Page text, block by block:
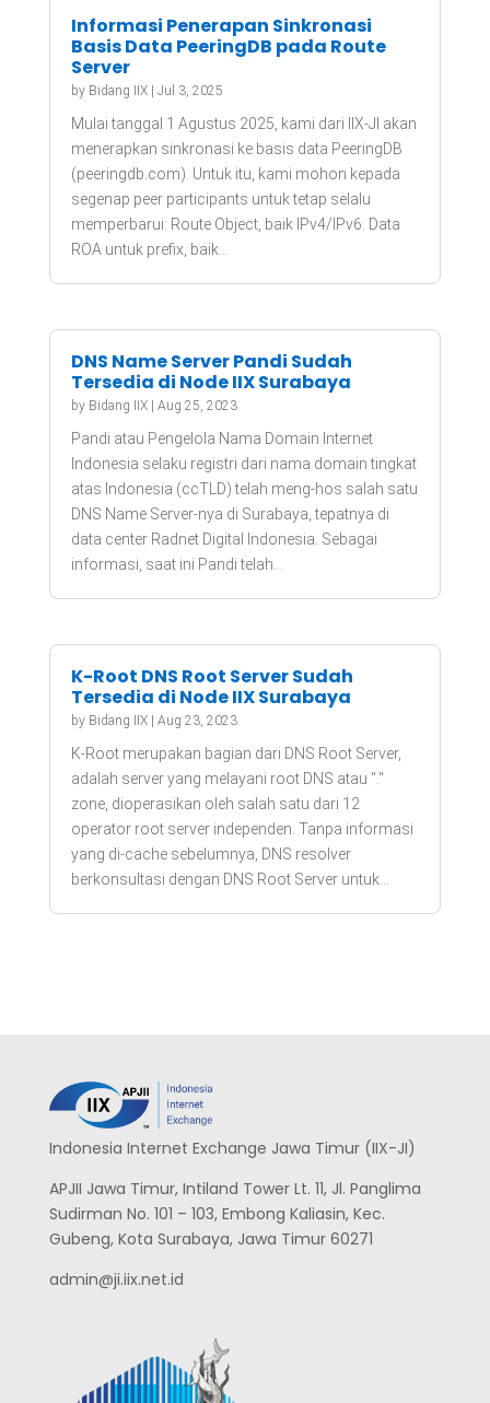
Informasi Penerapan Sinkronasi
Basis Data PeeringDB pada Route
Server
by Bidang IIX| Jul 3, 2025
Mulai tanggal 1 Agustus 2025, kami dari IIX-JI akan
menerapkan sinkronasi ke basis data PeeringDB
(peeringdb.com). Untuk itu, kami mohon kepada
segenap peer participants untuk tetap selalu
memperbarui: Route Object, baik IPv4/IPv6. Data
ROA untuk prefix, baik...
DNS Name Server Pandi Sudah
Tersedia di Node IIX Surabaya
by Bidang IIX| Aug 25, 2023
Pandi atau Pengelola Nama Domain Internet
Indonesia selaku registri dari nama domain tingkat
atas Indonesia (ccTLD) telah meng-hos salah satu
DNS Name Server-nya di Surabaya, tepatnya di
data center Radnet Digital Indonesia. Sebagai
informasi, saat ini Pandi telah...
K-Root DNS Root Server Sudah
Tersedia di Node IIX Surabaya
by Bidang IIX| Aug 23, 2023
K-Root merupakan bagian dari DNS Root Server,
adalah server yang melayani root DNS atau "."
zone, dioperasikan oleh salah satu dari 12
operator root server independen. Tanpa informasi
yang di-cache sebelumnya, DNS resolver
berkonsultasi dengan DNS Root Server untuk...
Indonesia Internet Exchange Jawa Timur (IIX-JI)
APJII Jawa Timur, Intiland Tower Lt. 11, Jl. Panglima
Sudirman No. 101 – 103, Embong Kaliasin, Kec.
Gubeng, Kota Surabaya, Jawa Timur 60271
admin@ji.iix.net.id